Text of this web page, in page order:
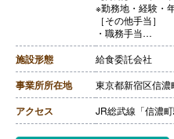
※勤務地・経験・
［その他手当］
・職務手当
・食事手当
・年末年始手当
【賞与】年2回（
応じて決定（前
【通勤手当】あり
【退職金】なし
施設形態 給食委託会社
事業所所在地 東京都新宿区信濃
アクセス JR総武線「信濃